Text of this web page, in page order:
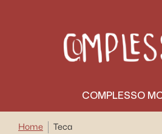
COMPLESSO
Home Teca